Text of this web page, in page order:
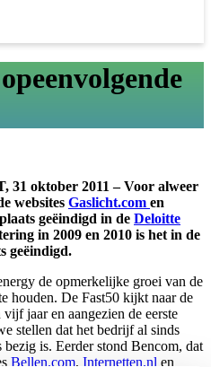
oktober 2011 – Voor alweer
websites Gaslicht.com en
geëindigd in de Deloitte
in 2009 en 2010 is het in de
geëindigd.
de opmerkelijke groei van de
houden. De Fast50 kijkt naar de
jaar en aangezien de eerste
stellen dat het bedrijf al sinds
bezig is. Eerder stond Bencom, dat
Bellen.com, Internetten.nl en